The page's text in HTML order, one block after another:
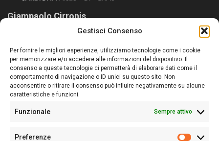
Gestisci Consenso
Per fornire le migliori esperienze, utilizziamo tecnologie come i cookie
per memorizzare e/o accedere alle informazioni del dispositivo. Il
consenso a queste tecnologie ci permetterà di elaborare dati come il
comportamento di navigazione o ID unici su questo sito. Non
acconsentire o ritirare il consenso può influire negativamente su alcune
caratteristiche e funzioni.
Funzionale Sempre attivo
Preferenze
Giampaolo Cirronis
Sardegna Ieri-Oggi-Domani nasce per informare “liberamente” i
lettori su quanto accade in Sardegna, con un occhio rivolto al
nostro passato e, soprattutto, al nostro futuro
Follow Us
Sede:Via Cristoforo Colombo 09013 Carbonia